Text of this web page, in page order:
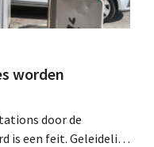
worden
door de
is een feit. Geleidelijk